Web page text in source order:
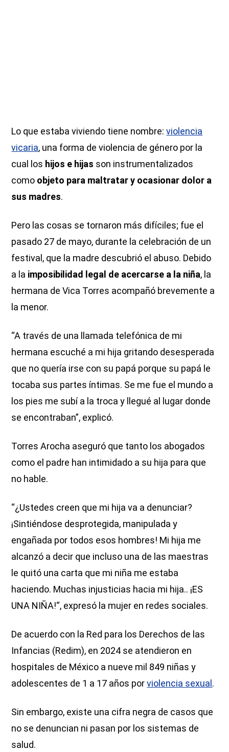
Lo que estaba viviendo tiene nombre:violencia
vicaria, una forma de violencia de género por la
cual los hijos e hijas son instrumentalizados
como objeto para maltratar y ocasionar dolor a
sus madres.
Pero las cosas se tornaron más difíciles; fue el
pasado 27 de mayo, durante la celebración de un
festival, que la madre descubrió el abuso. Debido
a la imposibilidad legal de acercarse a la niña, la
hermana de Vica Torres acompañó brevemente a
la menor.
“A través de una llamada telefónica de mi
hermana escuché a mi hija gritando desesperada
que no quería irse con su papá porque su papá le
tocaba sus partes íntimas. Se me fue el mundo a
los pies me subí a la troca y llegué al lugar donde
se encontraban”, explicó.
Torres Arocha aseguró que tanto los abogados
como el padre han intimidado a su hija para que
no hable.
“¿Ustedes creen que mi hija va a denunciar?
¡Sintiéndose desprotegida, manipulada y
engañada por todos esos hombres! Mi hija me
alcanzó a decir que incluso una de las maestras
le quitó una carta que mi niña me estaba
haciendo. Muchas injusticias hacia mi hija.. ¡ES
UNA NIÑA!“, expresó la mujer en redes sociales.
De acuerdo con la Red para los Derechos de las
Infancias (Redim), en 2024 se atendieron en
hospitales de México a nueve mil 849 niñas y
adolescentes de 1 a 17 años porviolencia sexual.
Sin embargo, existe una cifra negra de casos que
no se denuncian ni pasan por los sistemas de
salud.